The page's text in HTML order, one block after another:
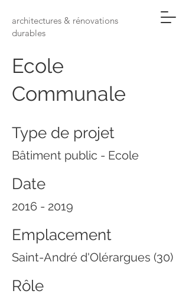
architectures & rénovations
durables
Ecole
Communale
Type de projet
Bâtiment public - Ecole
Date
2016 - 2019
Emplacement
Saint-André d'Olérargues (30)
Rôle